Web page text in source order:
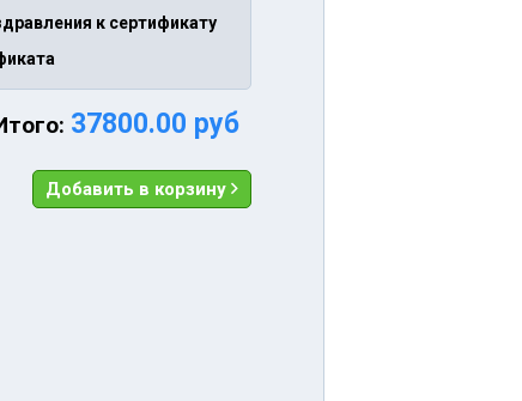
к сертификату
37800.00 руб
Добавить в корзину